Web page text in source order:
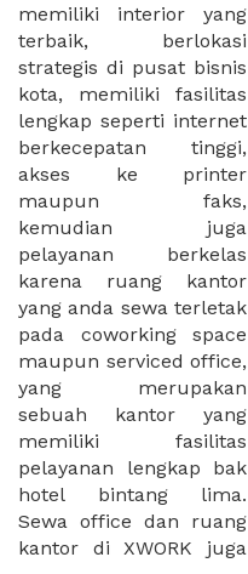
memiliki interior yang
terbaik, berlokasi
strategis di pusat bisnis
kota, memiliki fasilitas
lengkap seperti internet
berkecepatan tinggi,
akses ke printer
maupun faks,
kemudian juga
pelayanan berkelas
karena ruang kantor
yang anda sewa terletak
pada coworking space
maupun serviced office,
yang merupakan
sebuah kantor yang
memiliki fasilitas
pelayanan lengkap bak
hotel bintang lima.
Sewa office dan ruang
kantor di XWORK juga
PT maupun akte
pendirian CV untuk
usaha Anda. Sewa
ruang kantor XWORK
juga mempermudah
proses sewa kantor
Anda, karena anda
dapat memilih kantor
yang akan anda sewa,
kemudian Anda dapat
survey atau
mengunjungi calon
kantor Anda, semuanya
akan dibuat lebih
mudah untuk sewa
kantor terbaik Anda,
dan juga sewa kantor
murah karena harga
yang kami miliki sangat